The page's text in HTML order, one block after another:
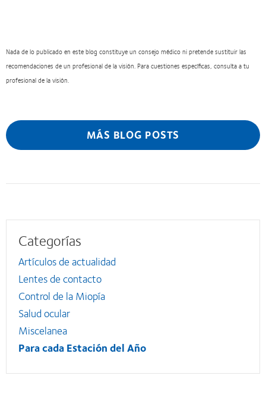
Nada de lo publicado en este blog constituye un consejo médico ni pretende sustituir las
recomendaciones de un profesional de la visión. Para cuestiones específicas, consulta a tu
profesional de la visión.
MÁS BLOG POSTS
Categorías
Artículos de actualidad
Lentes de contacto
Control de la Miopía
Salud ocular
Miscelanea
Para cada Estación del Año